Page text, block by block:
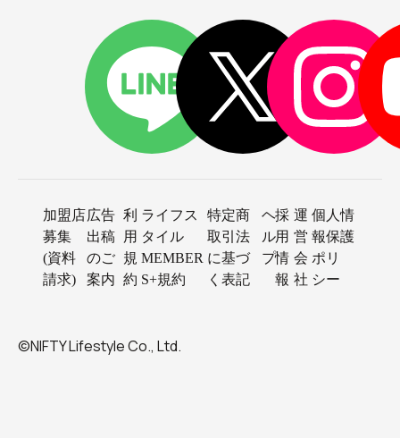
加盟店
募集
(資料
請求)
広告
出稿
のご
案内
利
用
規
約
ライフス
タイル
MEMBER
S+規約
特定商
取引法
に基づ
く表記
ヘ
ル
プ
採
用
情
報
運
営
会
社
個人情
報保護
ポリ
シー
©NIFTY Lifestyle Co., Ltd.